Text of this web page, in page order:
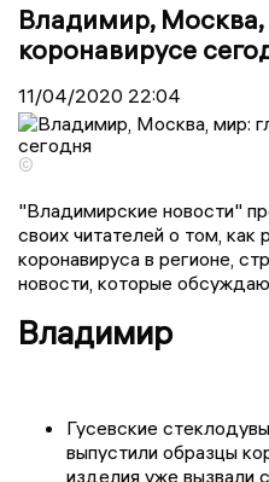
Владимир, Москва,
коронавирусе
11/04/2020 22:04
©
"Владимирские новости"
своих читателей о том, как
коронавируса в регионе,
новости, которые
Владимир
Гусевские
выпустили образцы
изделия уже вызвали